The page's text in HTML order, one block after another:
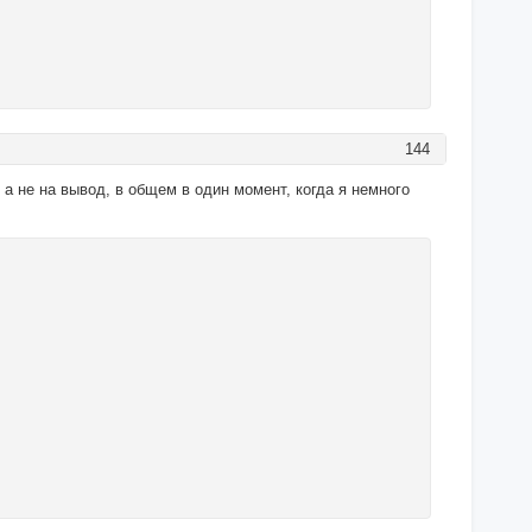
144
а не на вывод, в общем в один момент, когда я немного